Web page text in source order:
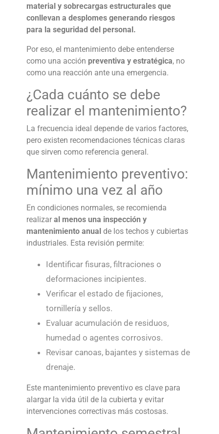
material y sobrecargas estructurales que
conllevan a desplomes generando riesgos
para la seguridad del personal.
Por eso, el mantenimiento debe entenderse
como una acción preventiva y estratégica, no
como una reacción ante una emergencia.
¿Cada cuánto se debe
realizar el mantenimiento?
La frecuencia ideal depende de varios factores,
pero existen recomendaciones técnicas claras
que sirven como referencia general.
Mantenimiento preventivo:
mínimo una vez al año
En condiciones normales, se recomienda
realizaral menos una inspección y
mantenimiento anual de los techos y cubiertas
industriales. Esta revisión permite:
Identificar fisuras, filtraciones o
deformaciones incipientes.
Verificar el estado de fijaciones,
tornillería y sellos.
Evaluar acumulación de residuos,
humedad o agentes corrosivos.
Revisar canoas, bajantes y sistemas de
drenaje.
Este mantenimiento preventivo es clave para
alargar la vida útil de la cubierta y evitar
intervenciones correctivas más costosas.